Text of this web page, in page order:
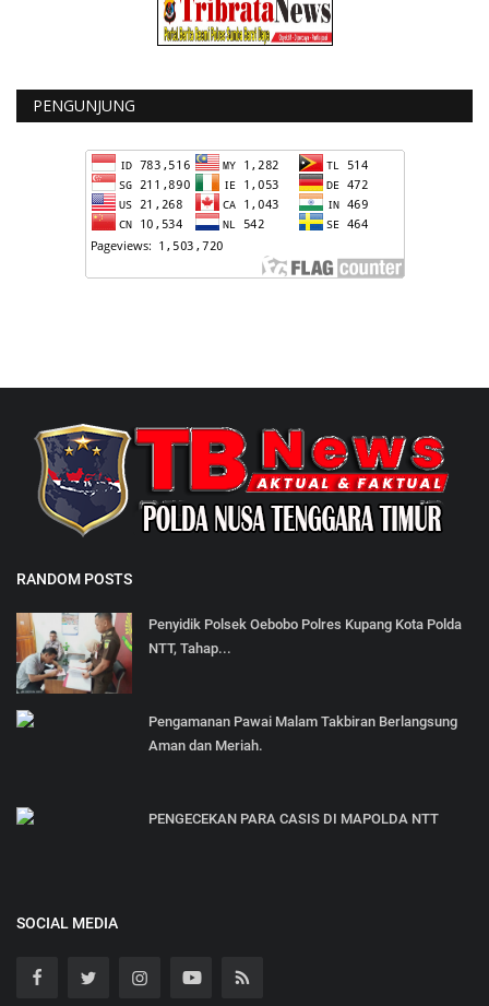
PENGUNJUNG
RANDOM POSTS
Penyidik Polsek Oebobo Polres Kupang Kota Polda
NTT, Tahap...
Pengamanan Pawai Malam Takbiran Berlangsung
Aman dan Meriah.
PENGECEKAN PARA CASIS DI MAPOLDA NTT
SOCIAL MEDIA